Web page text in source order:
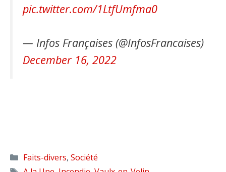
pic.twitter.com/1LtfUmfma0
— Infos Françaises (@InfosFrancaises)
December 16, 2022
Catégories
Faits-divers, Société
Étiquettes